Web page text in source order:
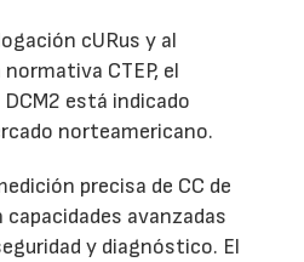
cURus y al
CTEP, el
está indicado
norteamericano.
precisa de CC de
avanzadas
y diagnóstico. El